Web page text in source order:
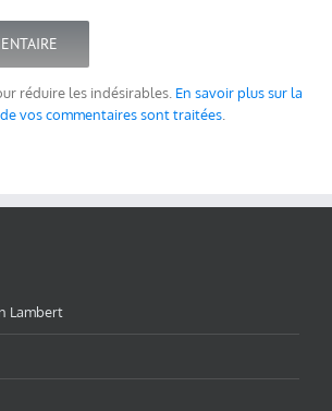
réduire les indésirables. En savoir plus sur la
vos commentaires sont traitées
Lambert